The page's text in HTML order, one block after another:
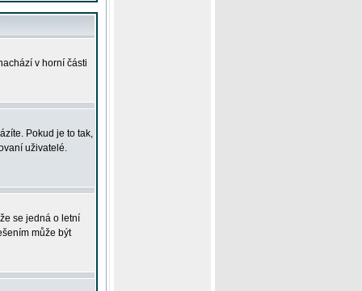
v horní části
Pokud je to tak,
uživatelé.
se jedná o letní
může být